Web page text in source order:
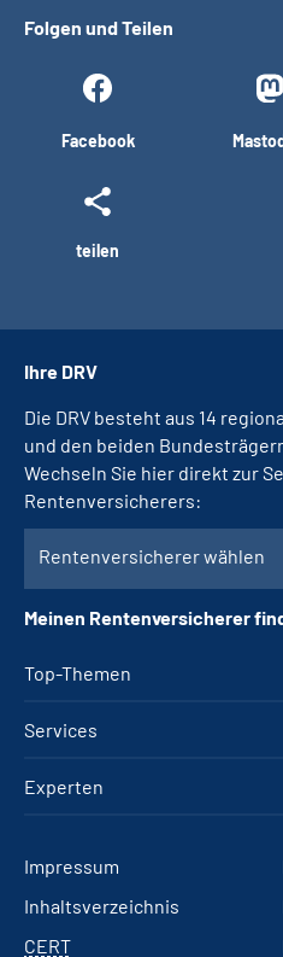
Folgen und Teilen
Facebook
teilen
Top-Themen
Services
Experten
Ihre DRV
Die DRV besteht aus 14
und den beiden Bundesträgern
Wechseln Sie hier direkt zur
Rentenversicherers:
Rentenversicherer wählen
Meinen Rentenversicherer
Impressum
Inhaltsverzeichnis
CERT